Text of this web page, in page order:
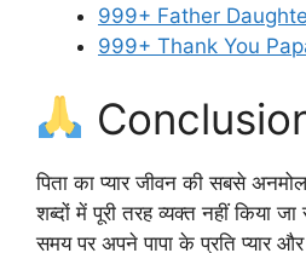
999+ Father
999+ Thank You
पिता का प्यार जीवन की सबसे
शब्दों में पूरी तरह व्यक्त नहीं किया
समय पर अपने पापा के प्रति प्यार